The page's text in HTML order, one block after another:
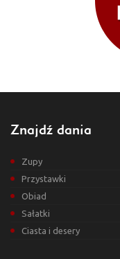
Znajdź dania
Zupy
Przystawki
Obiad
Sałatki
Ciasta i desery